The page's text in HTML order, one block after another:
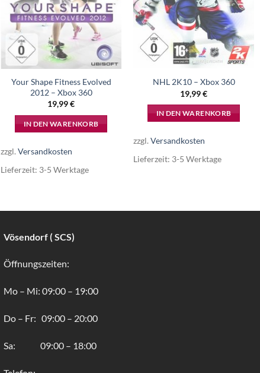
Your Shape Fitness Evolved
2012 – Xbox 360
19,99€
IN DEN WARENKORB
zzgl. Versandkosten
Lieferzeit: 3-5 Werktage
NHL 2K10 – Xbox 360
19,99€
IN DEN WARENKORB
zzgl. Versandkosten
Lieferzeit: 3-5 Werktage
Vösendorf ( SCS)
Öffnungszeiten:
Mo – Mi: 09:00 – 19:00
Do – Fr: 09:00 – 20:00
Sa: 09:00 – 18:00